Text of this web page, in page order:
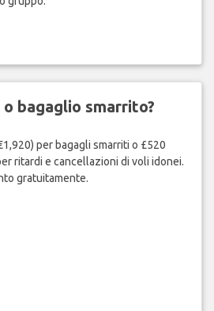
bagaglio smarrito?
per bagagli smarriti o £520
ritardi e cancellazioni di voli idonei.
gratuitamente.